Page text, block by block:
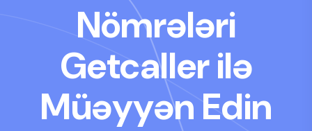
Nömrələri
Getcaller ilə
Müəyyən Edin